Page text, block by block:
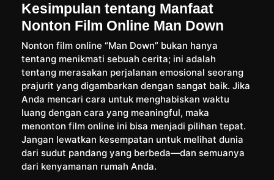
Kesimpulan tentang Manfaat
Nonton Film Online Man Down
Nonton film online “Man Down” bukan hanya
tentang menikmati sebuah cerita; ini adalah
tentang merasakan perjalanan emosional seorang
prajurit yang digambarkan dengan sangat baik. Jika
Anda mencari cara untuk menghabiskan waktu
luang dengan cara yang meaningful, maka
menonton film online ini bisa menjadi pilihan tepat.
Jangan lewatkan kesempatan untuk melihat dunia
dari sudut pandang yang berbeda—dan semuanya
dari kenyamanan rumah Anda.